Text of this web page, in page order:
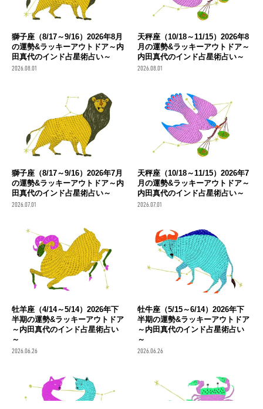
獅子座（8/17～9/16）2026年8月
の運勢&ラッキーアウトドア～内
田真代のインド占星術占い～
2026.08.01
天秤座（10/18～11/15）2026年8
月の運勢&ラッキーアウトドア～
内田真代のインド占星術占い～
2026.08.01
獅子座（8/17～9/16）2026年7月
の運勢&ラッキーアウトドア～内
田真代のインド占星術占い～
2026.07.01
天秤座（10/18～11/15）2026年7
月の運勢&ラッキーアウトドア～
内田真代のインド占星術占い～
2026.07.01
牡羊座（4/14～5/14）2026年下
半期の運勢&ラッキーアウトドア
～内田真代のインド占星術占い
～
2026.06.26
牡牛座（5/15～6/14）2026年下
半期の運勢&ラッキーアウトドア
～内田真代のインド占星術占い
～
2026.06.26